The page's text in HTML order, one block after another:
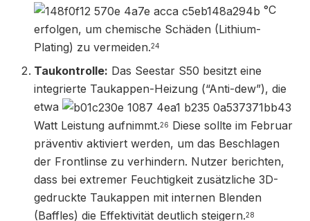
°C
erfolgen, um chemische Schäden (Lithium-
Plating) zu vermeiden.24
Taukontrolle: Das Seestar S50 besitzt eine
integrierte Taukappen-Heizung (“Anti-dew”), die
etwa
Watt Leistung aufnimmt.26 Diese sollte im Februar
präventiv aktiviert werden, um das Beschlagen
der Frontlinse zu verhindern. Nutzer berichten,
dass bei extremer Feuchtigkeit zusätzliche 3D-
gedruckte Taukappen mit internen Blenden
(Baffles) die Effektivität deutlich steigern.28